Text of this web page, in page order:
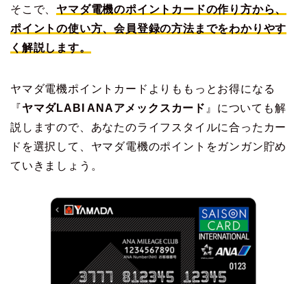
そこで、 ヤマダ電機のポイントカードの作り方から、
ポイントの使い方、会員登録の方法までをわかりやす
く解説します。
ヤマダ電機ポイントカードよりももっとお得になる
『 ヤマダLABI ANAアメックスカード 』についても解
説しますので、あなたのライフスタイルに合ったカー
ドを選択して、ヤマダ電機のポイントをガンガン貯め
ていきましょう。